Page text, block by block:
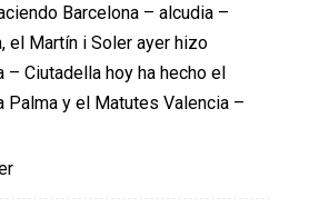
Barcelona – alcudia –
el Martín i Soler ayer hizo
– Ciutadella hoy ha hecho el
Palma y el Matutes Valencia –